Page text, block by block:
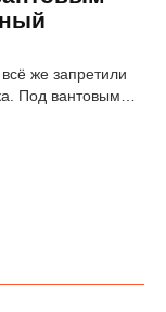
же запретили
Под вантовым…